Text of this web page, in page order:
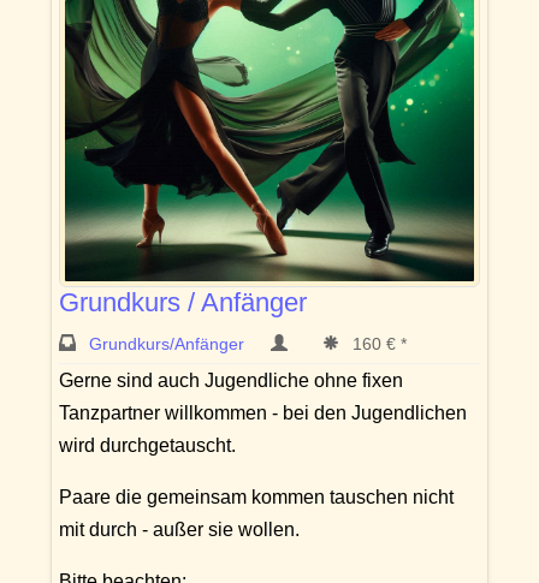
Grundkurs / Anfänger
Grundkurs/Anfänger 160 € *
Gerne sind auch Jugendliche ohne fixen
Tanzpartner willkommen - bei den Jugendlichen
wird durchgetauscht.
Paare die gemeinsam kommen tauschen nicht
mit durch - außer sie wollen.